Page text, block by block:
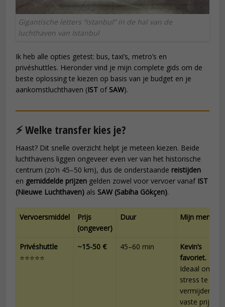
Gigantische letters “istanbul” in de hal van de
luchthaven van Istanbul
Ik heb alle opties getest: bus, taxi’s, metro’s en
privéshuttles. Hieronder vind je mijn complete gids om de
beste oplossing te kiezen op basis van je budget en je
aankomstluchthaven (IST of SAW).
⚡ Welke transfer kies je?
Haast? Dit snelle overzicht helpt je meteen kiezen. Beide
luchthavens liggen ongeveer even ver van het historische
centrum (zo’n 45–50 km), dus de onderstaande reistijden
en gemiddelde prijzen gelden zowel voor vervoer vanaf IST
(Nieuwe Luchthaven) als SAW (Sabiha Gökçen).
Vervoersmiddel
Prijs
(ongeveer)
Duur Mijn mening
Privéshuttle
⭐⭐⭐⭐⭐
~15-50 € 45–60 min
Kevin’s
favoriet.
Ideaal om
stress te
vermijden:
vaste prijs en